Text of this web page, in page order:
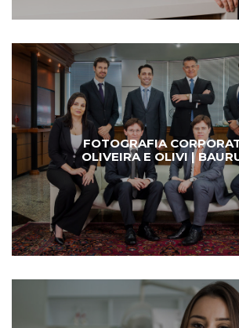
FOTOGRAFIA
OLIVEIRA E OLIVI |